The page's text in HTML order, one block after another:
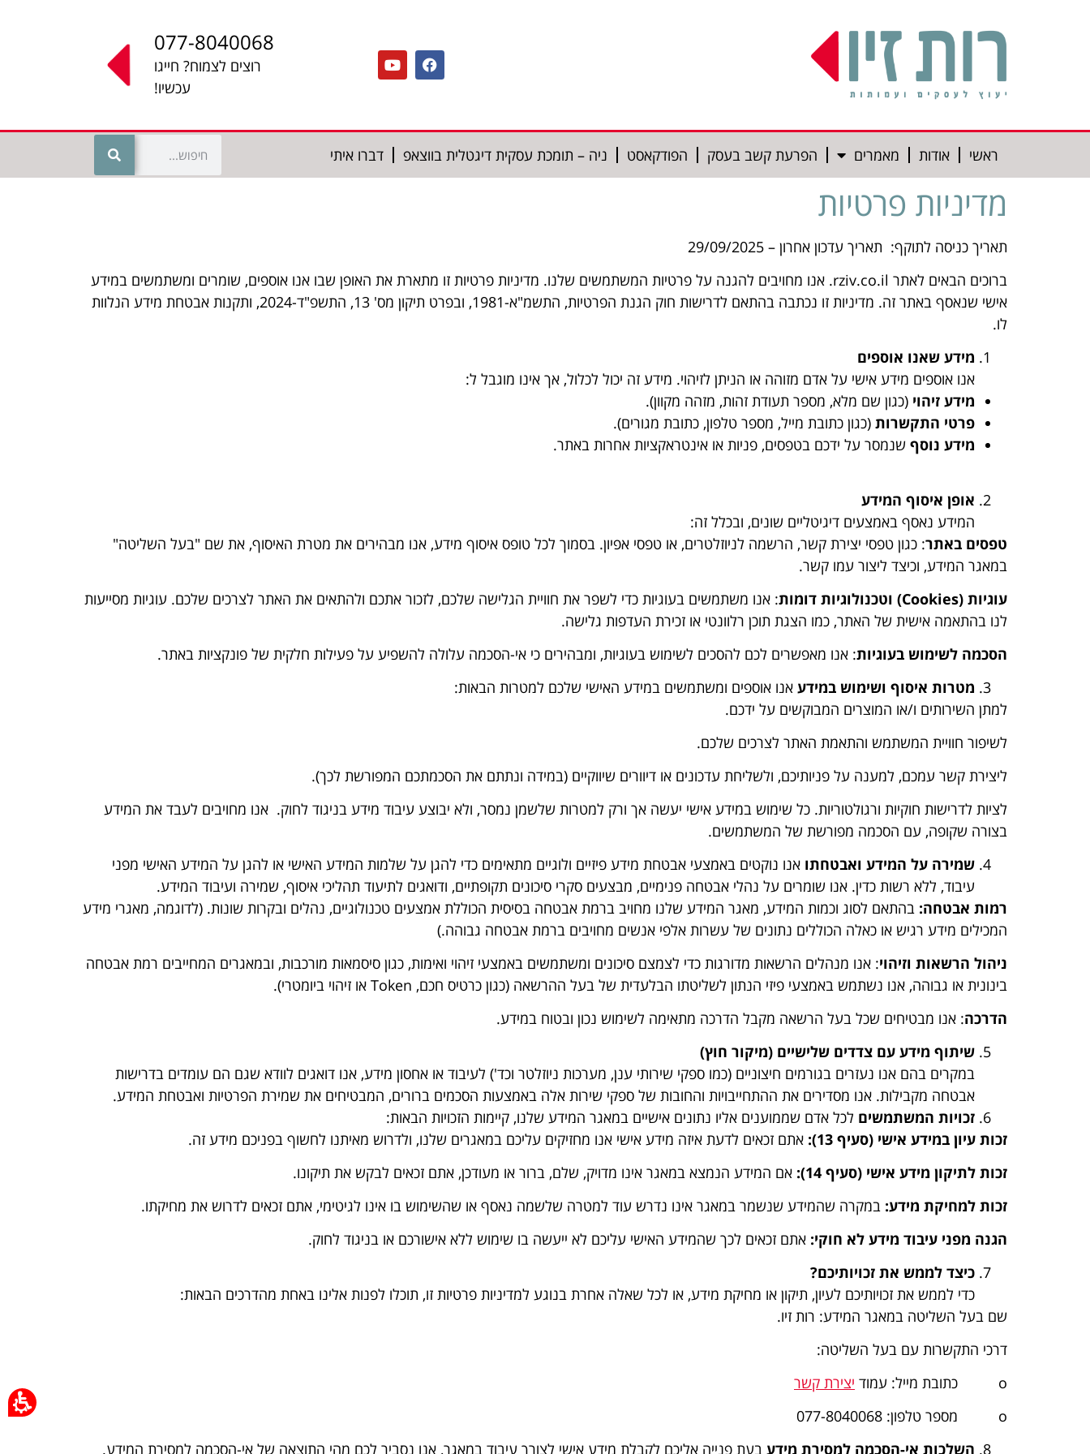
077-8040068
רוצים לצמוח? חייגו
עכשיו!
ראשי אודות מאמרים הפרעת קשב בעסק הפודקאסט ניה – תומכת עסקית דיגטלית בווצאפ דברו איתי
מדיניות פרטיות
תאריך כניסה לתוקף: תאריך עדכון אחרון – 29/09/2025
ברוכים הבאים לאתר rziv.co.il. אנו מחויבים להגנה על פרטיות המשתמשים שלנו. מדיניות פרטיות זו מתארת את האופן שבו אנו אוספים, שומרים ומשתמשים במידע
אישי שנאסף באתר זה. מדיניות זו נכתבה בהתאם לדרישות חוק הגנת הפרטיות, התשמ"א-1981, ובפרט תיקון מס' 13, התשפ"ד-2024, ותקנות אבטחת מידע הנלוות
לו.
מידע שאנו אוספים
אנו אוספים מידע אישי על אדם מזוהה או הניתן לזיהוי. מידע זה יכול לכלול, אך אינו מוגבל ל:
מידע זיהוי (כגון שם מלא, מספר תעודת זהות, מזהה מקוון).
פרטי התקשרות (כגון כתובת מייל, מספר טלפון, כתובת מגורים).
מידע נוסף שנמסר על ידכם בטפסים, פניות או אינטראקציות אחרות באתר.
אופן איסוף המידע
המידע נאסף באמצעים דיגיטליים שונים, ובכלל זה:
טפסים באתר: כגון טפסי יצירת קשר, הרשמה לניוזלטרים, או טפסי אפיון. בסמוך לכל טופס איסוף מידע, אנו מבהירים את מטרת האיסוף, את שם "בעל השליטה"
במאגר המידע, וכיצד ליצור עמו קשר.
עוגיות (Cookies) וטכנולוגיות דומות: אנו משתמשים בעוגיות כדי לשפר את חוויית הגלישה שלכם, לזכור אתכם ולהתאים את האתר לצרכים שלכם. עוגיות מסייעות
לנו בהתאמה אישית של האתר, כמו הצגת תוכן רלוונטי או זכירת העדפות גלישה.
הסכמה לשימוש בעוגיות: אנו מאפשרים לכם להסכים לשימוש בעוגיות, ומבהירים כי אי-הסכמה עלולה להשפיע על פעילות חלקית של פונקציות באתר.
מטרות איסוף ושימוש במידע אנו אוספים ומשתמשים במידע האישי שלכם למטרות הבאות:
למתן השירותים ו/או המוצרים המבוקשים על ידכם.
לשיפור חוויית המשתמש והתאמת האתר לצרכים שלכם.
ליצירת קשר עמכם, למענה על פניותיכם, ולשליחת עדכונים או דיוורים שיווקיים (במידה ונתתם את הסכמתכם המפורשת לכך).
לציות לדרישות חוקיות ורגולטוריות. כל שימוש במידע אישי יעשה אך ורק למטרות שלשמן נמסר, ולא יבוצע עיבוד מידע בניגוד לחוק. אנו מחויבים לעבד את המידע
בצורה שקופה, עם הסכמה מפורשת של המשתמשים.
שמירה על המידע ואבטחתו אנו נוקטים באמצעי אבטחת מידע פיזיים ולוגיים מתאימים כדי להגן על שלמות המידע האישי או להגן על המידע האישי מפני
עיבוד, ללא רשות כדין. אנו שומרים על נהלי אבטחה פנימיים, מבצעים סקרי סיכונים תקופתיים, ודואגים לתיעוד תהליכי איסוף, שמירה ועיבוד המידע.
רמות אבטחה: בהתאם לסוג וכמות המידע, מאגר המידע שלנו מחויב ברמת אבטחה בסיסית הכוללת אמצעים טכנולוגיים, נהלים ובקרות שונות. (לדוגמה, מאגרי מידע
המכילים מידע רגיש או כאלה הכוללים נתונים של עשרות אלפי אנשים מחויבים ברמת אבטחה גבוהה.)
ניהול הרשאות וזיהוי: אנו מנהלים הרשאות מדורגות כדי לצמצם סיכונים ומשתמשים באמצעי זיהוי ואימות, כגון סיסמאות מורכבות, ובמאגרים המחייבים רמת אבטחה
בינונית או גבוהה, אנו נשתמש באמצעי פיזי הנתון לשליטתו הבלעדית של בעל ההרשאה (כגון כרטיס חכם, Token או זיהוי ביומטרי).
הדרכה: אנו מבטיחים שכל בעל הרשאה מקבל הדרכה מתאימה לשימוש נכון ובטוח במידע.
שיתוף מידע עם צדדים שלישיים (מיקור חוץ)
במקרים בהם אנו נעזרים בגורמים חיצוניים (כמו ספקי שירותי ענן, מערכות ניוזלטר וכד') לעיבוד או אחסון מידע, אנו דואגים לוודא שגם הם עומדים בדרישות
אבטחה מקבילות. אנו מסדירים את ההתחייבויות והחובות של ספקי שירות אלה באמצעות הסכמים ברורים, המבטיחים את שמירת הפרטיות ואבטחת המידע.
זכויות המשתמשים לכל אדם שממוענים אליו נתונים אישיים במאגר המידע שלנו, קיימות הזכויות הבאות:
זכות עיון במידע אישי (סעיף 13):
אתם זכאים לדעת איזה מידע אישי אנו מחזיקים עליכם במאגרים שלנו, ולדרוש מאיתנו לחשוף בפניכם מידע זה.
זכות לתיקון מידע אישי (סעיף 14):
אם המידע הנמצא במאגר אינו מדויק, שלם, ברור או מעודכן, אתם זכאים לבקש את תיקונו.
זכות למחיקת מידע: במקרה שהמידע שנשמר במאגר אינו נדרש עוד למטרה שלשמה נאסף או שהשימוש בו אינו לגיטימי, אתם זכאים לדרוש את מחיקתו.
הגנה מפני עיבוד מידע לא חוקי: אתם זכאים לכך שהמידע האישי עליכם לא ייעשה בו שימוש ללא אישורכם או בניגוד לחוק.
כיצד לממש את זכויותיכם?
כדי לממש את זכויותיכם לעיון, תיקון או מחיקת מידע, או לכל שאלה אחרת בנוגע למדיניות פרטיות זו, תוכלו לפנות אלינו באחת מהדרכים הבאות:
שם בעל השליטה במאגר המידע: רות זיו.
דרכי התקשרות עם בעל השליטה:
o כתובת מייל: עמוד
יצירת קשר
o מספר טלפון: 077-8040068
השלכות אי-הסכמה למסירת מידע בעת פנייה אליכם לקבלת מידע אישי לצורך עיבוד במאגר, אנו נסביר לכם מהי התוצאה של אי-הסכמה למסירת המידע.